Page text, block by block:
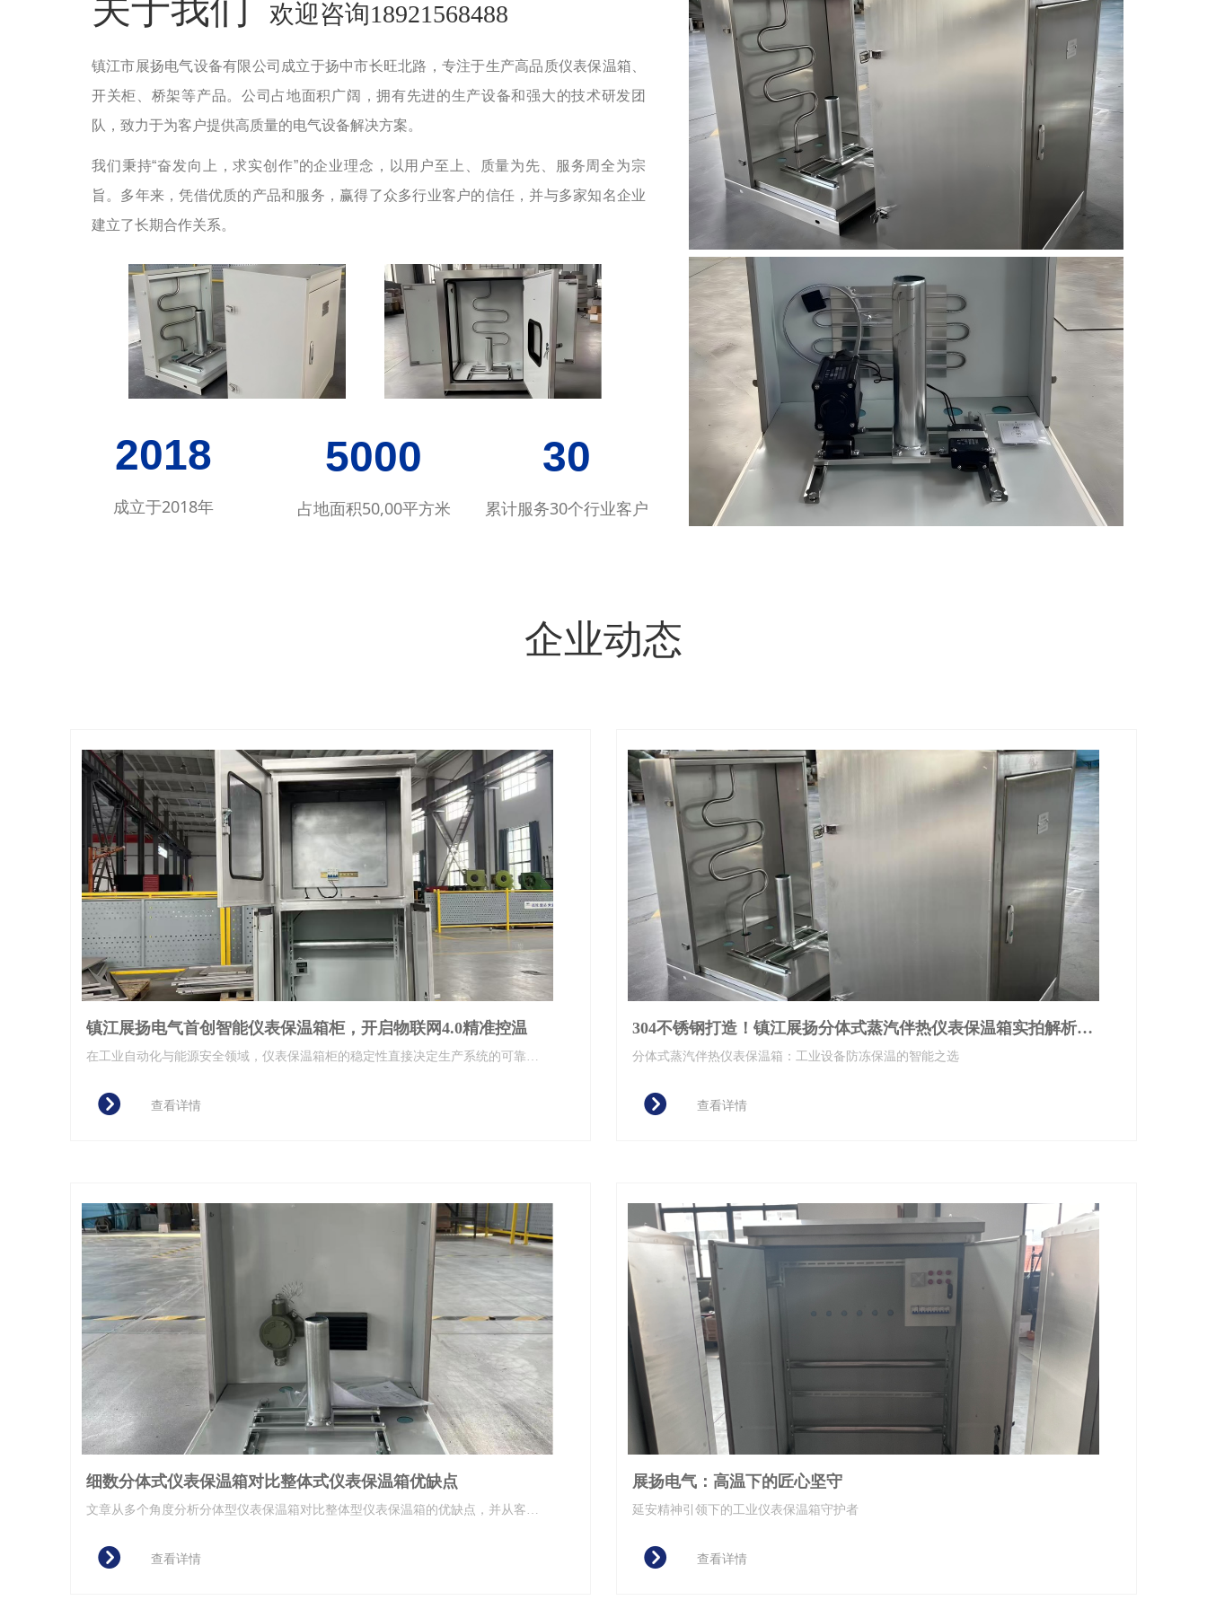
关于我们 欢迎咨询18921568488
镇江市展扬电气设备有限公司成立于扬中市长旺北路，专注于生产高品质仪表保温箱、
开关柜、桥架等产品。公司占地面积广阔，拥有先进的生产设备和强大的技术研发团
队，致力于为客户提供高质量的电气设备解决方案。
我们秉持“奋发向上，求实创作”的企业理念，以用户至上、质量为先、服务周全为宗
旨。多年来，凭借优质的产品和服务，赢得了众多行业客户的信任，并与多家知名企业
建立了长期合作关系。
企业动态
镇江展扬电气首创智能仪表保温箱柜，开启物联网4.0精准控温
在工业自动化与能源安全领域，​​仪表保温箱柜​​的稳定性直接决定生产系统的可靠
性结构设计与物联网4.0技术，重新定义行业标准，为石油化工、制药食品、环境监
뀹 查看详情
304不锈钢打造！镇江展扬分体式蒸汽伴热仪表保温箱实拍解析｜
工业保温领域革新方案
分体式蒸汽伴热仪表保温箱：工业设备防冻保温的智能之选
뀹 查看详情
细数分体式仪表保温箱对比整体式仪表保温箱优缺点
文章从多个角度分析分体型仪表保温箱对比整体型仪表保温箱的优缺点，并从客观
뀹 查看详情
展扬电气：高温下的匠心坚守
延安精神引领下的工业仪表保温箱守护者
뀹 查看详情
2018
成立于2018年
5000
占地面积50,00平方米
30
累计服务30个行业客户